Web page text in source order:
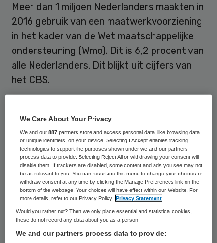
Meer dan 1 miljoen Nederlanders maakten in
2016 gebruik van een maatwerkvoorziening
in het kader van de Wet maatschappelijke
ondersteuning (Wmo). Dit is 6,2 procent van
alle Nederlanders. Dit blijkt uit cijfers van
het CBS.
voorzieningen die op basis van een
gemeentelijk besluit worden verstrekt en
zijn afgestemd op de behoeften en
omstandigheden van de gebruiker. Het
betreft bijvoorbeeld persoonlijke
begeleiding of een aanpassing aan de
voorzieningen op het gebied van de Wmo
zijn in het CBS-onderzoek buiten
We Care About Your Privacy
We and our887 partners store and access personal data, like browsing data
or unique identifiers, on your device. Selecting I Accept enables tracking
technologies to support the purposes shown under we and our partners
process data to provide. Selecting Reject All or withdrawing your consent will
disable them. If trackers are disabled, some content and ads you see may not
be as relevant to you. You can resurface this menu to change your choices or
withdraw consent at any time by clicking the Manage Preferences link on the
bottom of the webpage. Your choices will have effect within our Website. For
more details, refer to our Privacy Policy.
Privacy Statement
Would you rather not? Then we only place essential and statistical cookies,
these do not record any data about you as a person
We and our partners process data to provide: